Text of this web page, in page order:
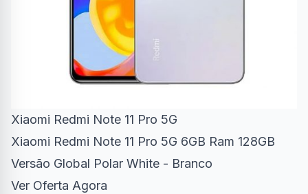
Xiaomi Redmi Note 11 Pro 5G
Xiaomi Redmi Note 11 Pro 5G 6GB Ram 128GB
Versão Global Polar White - Branco
Ver Oferta Agora